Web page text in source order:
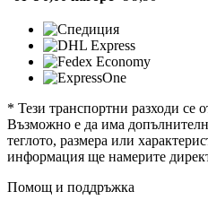
* Тези транспортни разходи се
Възможно е да има
теглото, размера или
информация ще намерите
Помощ и поддръжка